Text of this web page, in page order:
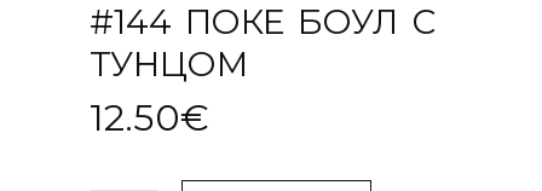
#144 ПОКЕ БОУЛ С
ТУНЦОМ
12.50€